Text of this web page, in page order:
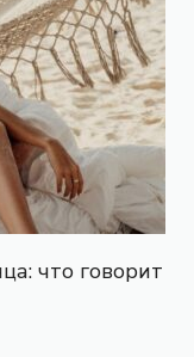
что говорит